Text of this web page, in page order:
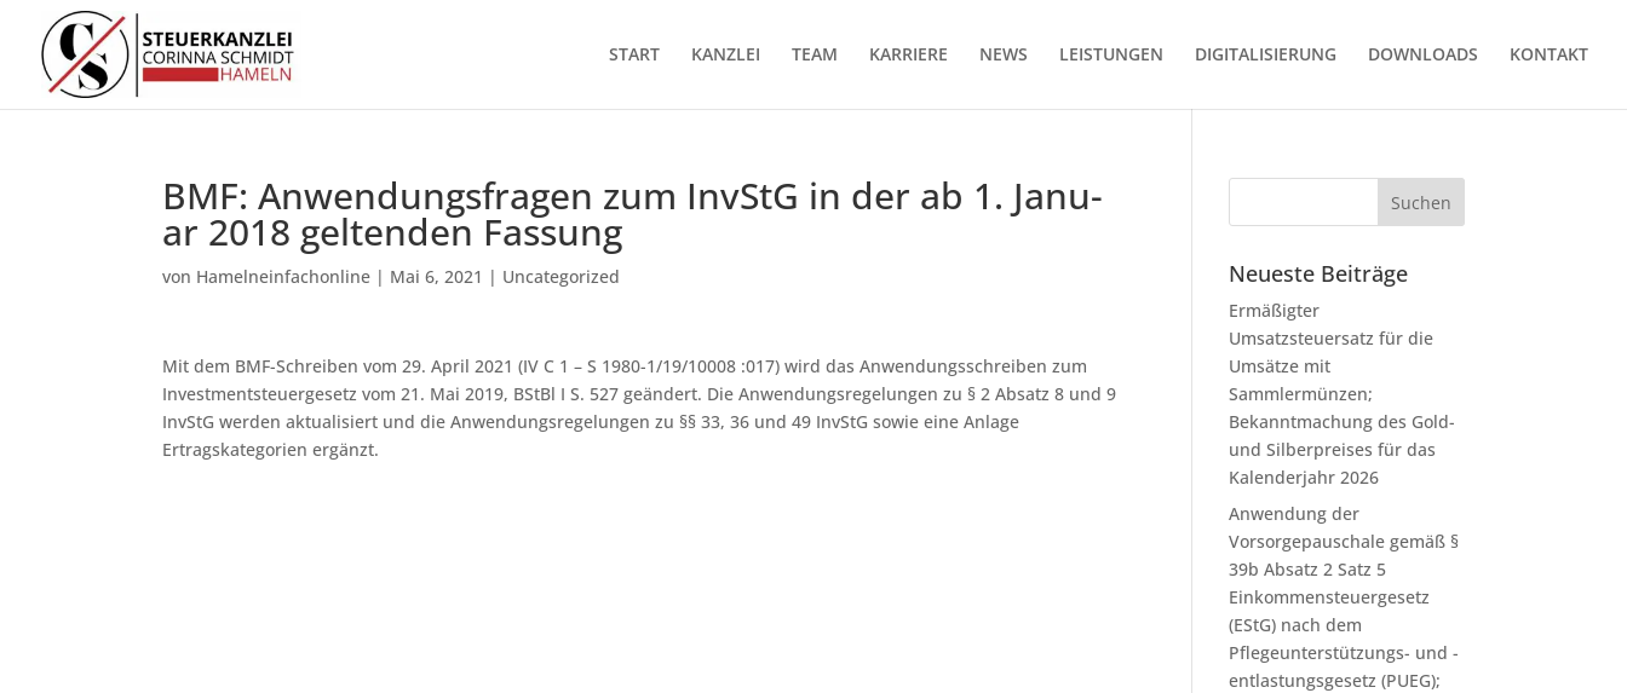
START KANZLEI TEAM KARRIERE NEWS LEISTUNGEN DIGITALISIERUNG DOWNLOADS KONTAKT
BMF: An­wen­dungs­fra­gen zum InvStG in der ab 1. Ja­nu­
ar 2018 gel­ten­den Fas­sung
von Hamelneinfachonline | Mai 6, 2021 | Uncategorized
Mit dem BMF-Schreiben vom 29. April 2021 (IV C 1 – S 1980-1/19/10008 :017) wird das Anwendungsschreiben zum
Investmentsteuergesetz vom 21. Mai 2019, BStBl I S. 527 geändert. Die Anwendungsregelungen zu § 2 Absatz 8 und 9
InvStG werden aktualisiert und die Anwendungsregelungen zu §§ 33, 36 und 49 InvStG sowie eine Anlage
Ertragskategorien ergänzt.
Neueste Beiträge
Ermäßigter
Umsatzsteuersatz für die
Umsätze mit
Sammlermünzen;
Bekanntmachung des Gold-
und Silberpreises für das
Kalenderjahr 2026
Anwendung der
Vorsorgepauschale gemäß §
39b Absatz 2 Satz 5
Einkommensteuergesetz
(EStG) nach dem
Pflegeunterstützungs- und -
entlastungsgesetz (PUEG);